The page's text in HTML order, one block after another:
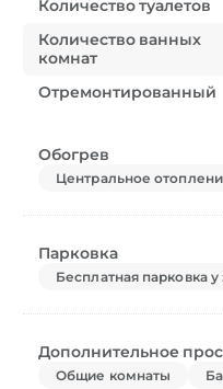
Количество туалетов
Количество ванных
комнат
Отремонтированный
Обогрев
Центральное
Парковка
Бесплатная парковка
Дополнительное
Общие комнаты